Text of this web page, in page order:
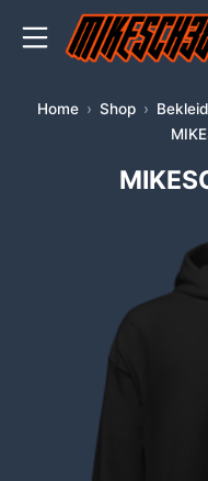
InhaltMobile Menü
Home Shop